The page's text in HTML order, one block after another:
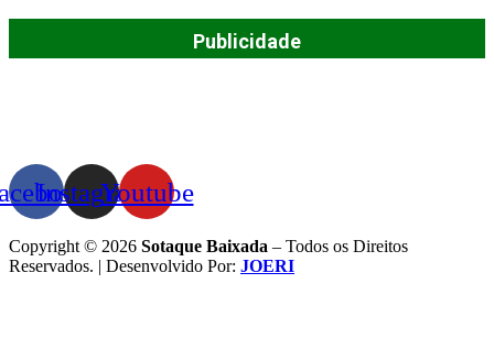
Publicidade
InstagramYoutube
Copyright © 2026 Sotaque Baixada – Todos os Direitos
Reservados. | Desenvolvido Por: JOERI